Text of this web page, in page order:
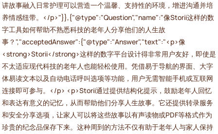
讲故事融入日常护理可以营造一个温馨、支持性的环境，增进沟通并培
养情感纽带。</p>"}},{"@type":"Question","name":"像Storii这样的数
字工具如何帮助不熟悉科技的老年人分享他们的人生故
事？","acceptedAnswer":{"@type":"Answer","text":"<p>像
<strong>Storii</strong>这样的数字平台设计得非常用户友好，即使是
不太适应现代科技的老年人也能轻松使用。凭借易于导航的界面、大字
体易读文本以及自动电话呼叫选项等功能，用户无需智能手机或互联网
连接即可参与。</p> <p>Storii通过提供结构化提示，鼓励老年人回忆
和表达有意义的记忆，从而帮助他们分享人生故事。它还提供转录服务
和安全分享选项，让家人可以将这些故事以有声读物或PDF等格式作为
珍贵的纪念品保存下来。这种周到的方法不仅有助于老年人与家人保持